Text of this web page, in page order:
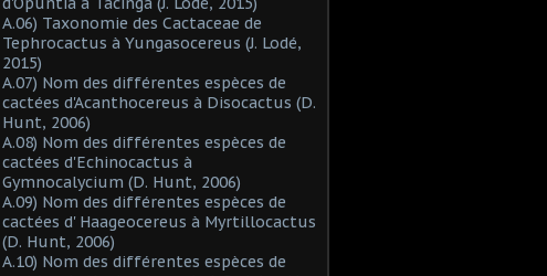
A.06) Taxonomie des Cactaceae de
Tephrocactus à Yungasocereus (J. Lodé,
2015)
A.07) Nom des différentes espèces de
cactées d'Acanthocereus à Disocactus (D.
Hunt, 2006)
A.08) Nom des différentes espèces de
cactées d'Echinocactus à
Gymnocalycium (D. Hunt, 2006)
A.09) Nom des différentes espèces de
cactées d' Haageocereus à Myrtillocactus
(D. Hunt, 2006)
A.10) Nom des différentes espèces de